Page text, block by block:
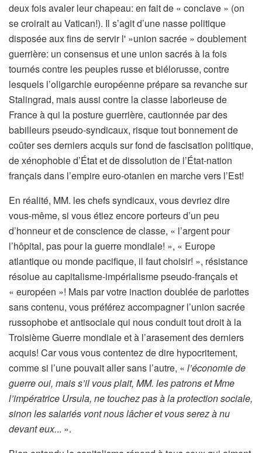
deux fois avaler leur chapeau: en fait de « conclave » (on
se croirait au Vatican!). Il s’agit d’une nasse politique
disposée aux fins de servir l' »union sacrée » doublement
guerrière: un consensus et une union sacrés à la fois
tournés contre les peuples russe et biélorusse, contre
lesquels l’oligarchie européenne prépare sa revanche sur
Stalingrad, mais aussi contre la classe laborieuse de
France à qui la posture guerrière, cautionnée par des
babilleurs pseudo-syndicaux, risque tout bonnement de
coûter ses derniers acquis sur fond de fascisation politique,
de xénophobie d’État et de dissolution de l’État-nation
français dans l’empire euro-otanien en marche vers l’Est!
En réalité, MM. les chefs syndicaux, vous devriez dire
vous-même, si vous étiez encore porteurs d’un peu
d’honneur et de conscience de classe, « l’argent pour
l’hôpital, pas pour la guerre mondiale! », « Europe
atlantique ou monde pacifique, il faut choisir! », résistance
résolue au capitalisme-impérialisme pseudo-français et
« européen »! Mais par votre inaction doublée de parlottes
sans contenu, vous préférez accompagner l’union sacrée
russophobe et antisociale qui nous conduit tout droit à la
Troisième Guerre mondiale et à l’arasement des derniers
acquis! Car vous vous contentez de dire hypocritement,
comme si l’une pouvait aller sans l’autre, « l’économie de
guerre oui, mais s’il vous plait, MM. les patrons et Mme
l’impératrice Ursula, ne touchez pas à la protection sociale,
sinon les salariés vont nous lâcher et vous serez à nu
devant eux... ».